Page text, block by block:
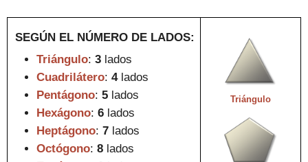
SEGÚN EL NÚMERO DE LADOS:
Triángulo:3 lados
Cuadrilátero:4 lados
Pentágono:5 lados
Hexágono:6 lados
Heptágono:7 lados
Octógono:8 lados
Triángulo